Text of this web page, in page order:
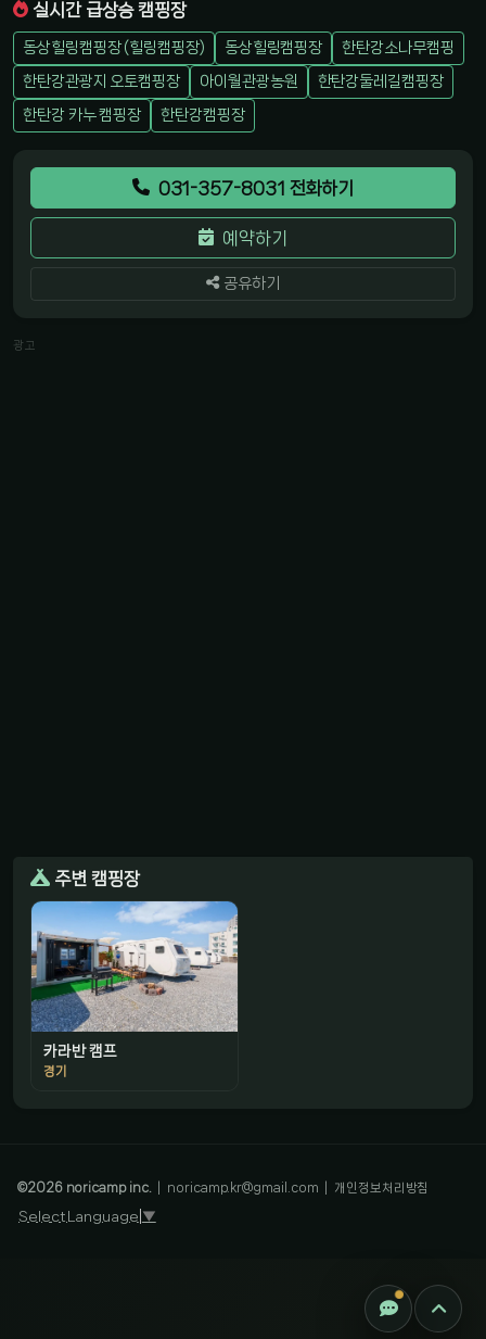
실시간 급상승 캠핑장
동상힐링캠핑장 (힐링캠핑장) 동상힐링캠핑장
한탄강소나무캠핑
한탄강관광지 오토캠핑장
아이월관광농원
한탄강둘레길캠핑장
한탄강 카누 캠핑장
한탄강캠핑장
031-357-8031 전화하기
예약하기
공유하기
광고
주변 캠핑장
카라반 캠프
경기
©2026noricamp inc. noricamp.kr@gmail.com 개인정보처리방침
Select Language ▼